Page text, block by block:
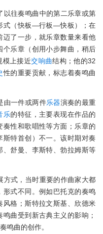
以往奏鸣曲中的第二乐章或第
式（快板—行板—快板）；在
迈了一步，就乐章数量来看他
个乐章（创用小步舞曲，稍后
模上接近交响曲结构；他的32
性的重要贡献，标志着奏鸣曲
由一件或两件乐器演奏的最重
乐的特征，主要表现在作品的
奏性和歌唱性等方面；乐章的
特首创）不一。该时期对奏
舒曼、李斯特、勃拉姆斯等
方式，当时重要的作曲家大都
形式不同。例如巴托克的奏鸣
风格；斯特拉文斯基、欣德米
曲受到新古典主义的影响；
鸣曲的创作。